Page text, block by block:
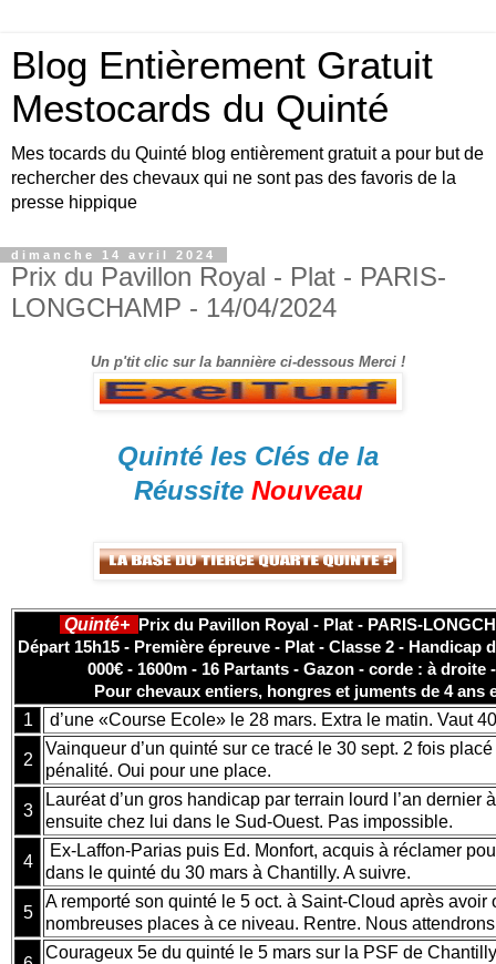
Blog Entièrement Gratuit
Mestocards du Quinté
Mes tocards du Quinté blog entièrement gratuit a pour but de
rechercher des chevaux qui ne sont pas des favoris de la
presse hippique
dimanche 14 avril 2024
Prix du Pavillon Royal - Plat - PARIS-
LONGCHAMP - 14/04/2024
Un p'tit clic sur la bannière ci-dessous Merci !
Quinté les Clés de la
Réussite Nouveau
Quinté+ Prix du Pavillon Royal - Plat - PARIS-
Départ 15h15 - Première épreuve - Plat - Classe 2 - Handicap
000€ - 1600m - 16 Partants - Gazon - corde : à droite
Pour chevaux entiers, hongres et juments de 4 ans
1
d’une «Course Ecole» le 28 mars. Extra le matin. Vaut
2
Vainqueur d’un quinté sur ce tracé le 30 sept. 2 fois
pénalité. Oui pour une place.
3
Lauréat d’un gros handicap par terrain lourd l’an dernier
ensuite chez lui dans le Sud-Ouest. Pas impossible.
4
Ex-Laffon-Parias puis Ed. Monfort, acquis à réclamer
dans le quinté du 30 mars à Chantilly. A suivre.
5
A remporté son quinté le 5 oct. à Saint-Cloud après avoir
nombreuses places à ce niveau. Rentre. Nous
Courageux 5e du quinté le 5 mars sur la PSF de